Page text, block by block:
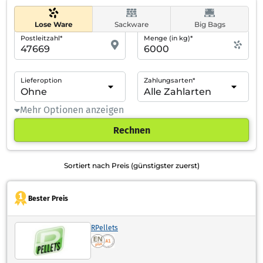
Lose Ware Sackware Big Bags
Postleitzahl* Menge (in kg)*
Lieferoption Zahlungsarten*
Mehr Optionen anzeigen
Rechnen
Sortiert nach Preis (günstigster zuerst)
Bester Preis
RPellets